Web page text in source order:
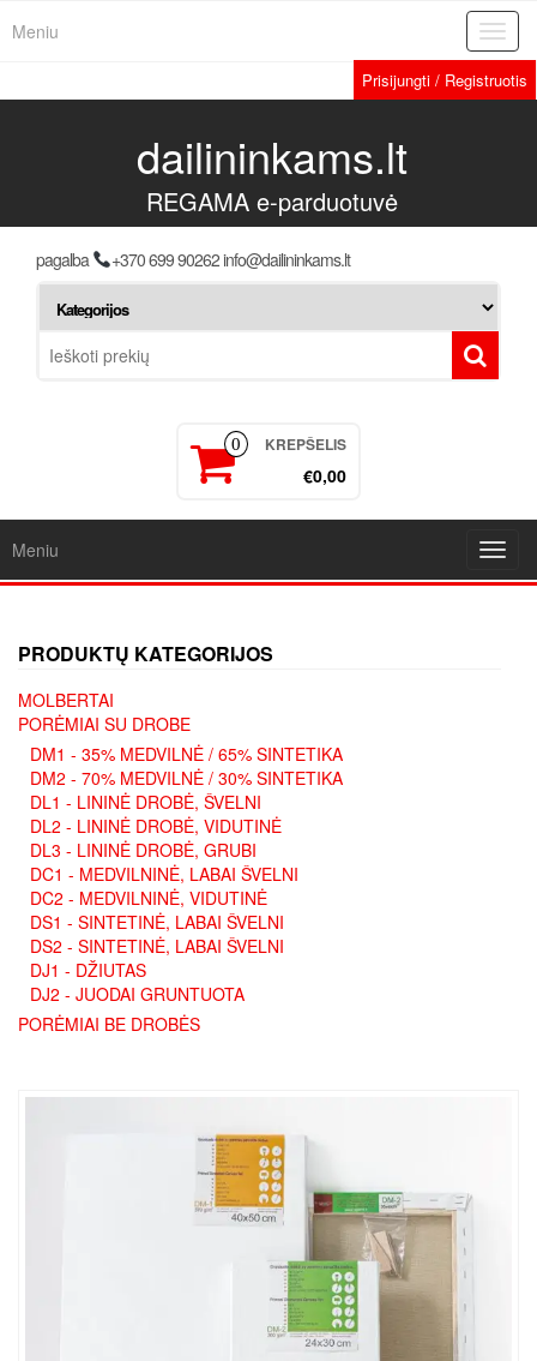
Meniu
Prisijungti / Registruotis
dailininkams.lt
REGAMA e-parduotuvė
pagalba +370 699 90262 info@dailininkams.lt
0 KREPŠELIS
€0,00
Meniu
PRODUKTŲ KATEGORIJOS
MOLBERTAI
PORĖMIAI SU DROBE
DM1 - 35% MEDVILNĖ / 65% SINTETIKA
DM2 - 70% MEDVILNĖ / 30% SINTETIKA
DL1 - LININĖ DROBĖ, ŠVELNI
DL2 - LININĖ DROBĖ, VIDUTINĖ
DL3 - LININĖ DROBĖ, GRUBI
DC1 - MEDVILNINĖ, LABAI ŠVELNI
DC2 - MEDVILNINĖ, VIDUTINĖ
DS1 - SINTETINĖ, LABAI ŠVELNI
DS2 - SINTETINĖ, LABAI ŠVELNI
DJ1 - DŽIUTAS
DJ2 - JUODAI GRUNTUOTA
PORĖMIAI BE DROBĖS